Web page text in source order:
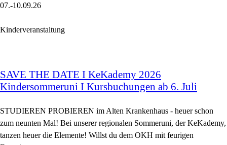
07.-10.09.26
Kinderveranstaltung
SAVE THE DATE I KeKademy 2026
Kindersommeruni I Kursbuchungen ab 6. Juli
STUDIEREN PROBIEREN im Alten Krankenhaus - heuer schon
zum neunten Mal! Bei unserer regionalen Sommeruni, der KeKademy,
tanzen heuer die Elemente! Willst du dem OKH mit feurigen